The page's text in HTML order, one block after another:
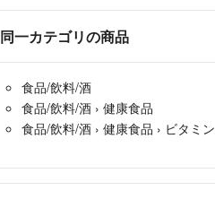
同一カテゴリの商品
食品/飲料/酒
食品/飲料/酒 › 健康食品
食品/飲料/酒 › 健康食品 › ビタミン